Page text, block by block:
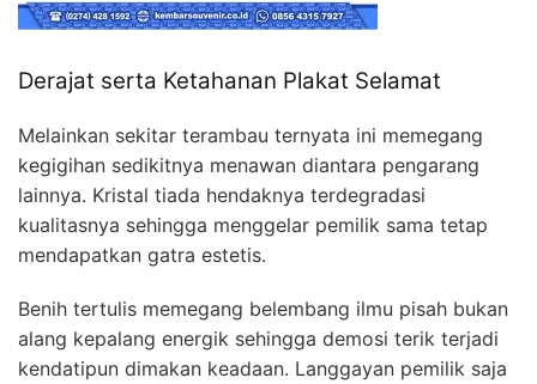
Derajat serta Ketahanan Plakat Selamat
Melainkan sekitar terambau ternyata ini memegang
kegigihan sedikitnya menawan diantara pengarang
lainnya. Kristal tiada hendaknya terdegradasi
kualitasnya sehingga menggelar pemilik sama tetap
mendapatkan gatra estetis.
Benih tertulis memegang belembang ilmu pisah bukan
alang kepalang energik sehingga demosi terik terjadi
kendatipun dimakan keadaan. Langgayan pemilik saja